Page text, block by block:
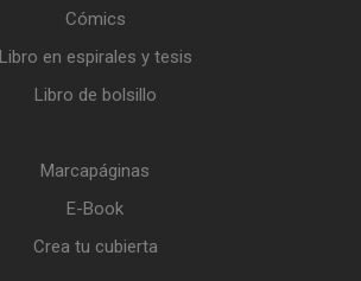
Cómics
Libro en espirales y tesis
Libro de bolsillo
Marcapáginas
E-Book
Crea tu cubierta